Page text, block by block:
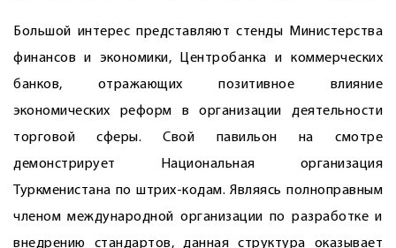
Большой интерес представляют стенды Министерства
финансов и экономики, Центробанка и коммерческих
банков, отражающих позитивное влияние
экономических реформ в организации деятельности
торговой сферы. Свой павильон на смотре
демонстрирует Национальная организация
Туркменистана по штрих-кодам. Являясь полноправным
членом международной организации по разработке и
внедрению стандартов, данная структура оказывает